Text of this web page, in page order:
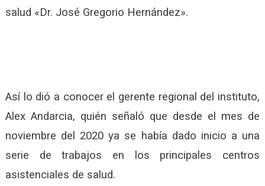
salud «Dr. José Gregorio Hernández».
Así lo dió a conocer el gerente regional del instituto,
Alex Andarcia, quién señaló que desde el mes de
noviembre del 2020 ya se había dado inicio a una
serie de trabajos en los principales centros
asistenciales de salud.